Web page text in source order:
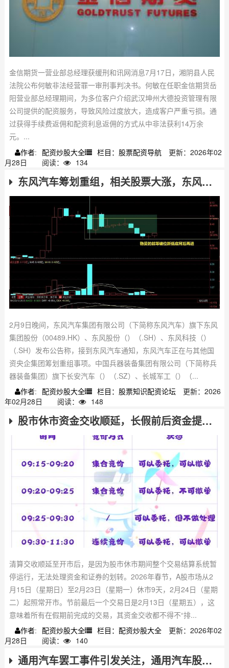
金信期货一营业部总经理获缓刑和讯网消息7月17日，湘阴县人民
法院公布何敏非法经营罪一审刑事判决书。何敏在任职金信期货岳
阳营业部总经理期间，为多位客户介绍武汉坤州大德投资管理有限
公司提供的配资服务，导致风险过度放大，造成客户严重亏损。通
过获得手续费返佣和配资利息返佣的方式从中非法获利14万余
元。...
作者: 配资炒股大全 栏目：股票配资导航
更新：2026年02
月28日
阅读： 134
东风汽车筹划重组，相关股票大涨，东风汽车股票后续走势如何？
2月9日晚间，东风汽车集团有限公司（下简称东风汽车）旗下东风
集团股份（00489.HK）、东风股份（）（.SH）、东风科技（）
（.SH）发布公告称，接到东风汽车通知，东风汽车正在与其他国
资央企集团筹划重组事项。中国兵器装备集团有限公司（下简称兵
器装备集团）旗下长安汽车（）（.SZ）、长城军工（）（...
作者: 配资炒股大全 栏目：股票知识配资论坛
更新：2026
年02月28日
阅读： 148
股市休市资金交收顺延，长假前后资金提现及清算交收规则
清算交收顺延至开市后，是因为股市休市期间整个交易结算系统暂
停运行，无法处理资金和证券的划转。2026年春节，A股市场从2
月15日（星期日）至2月23日（星期一）休市9天，2月24日（星期
二）起照常开市。节前最后一个交易日是2月13日（星期五），这
意味着所有在假期前完成的交易，其资金交收都不得不“排...
作者: 配资炒股大全 栏目：配资炒股大全
更新：2026年02
月28日
阅读： 140
通用汽车罢工事件引发关注，通用汽车股票走势受何影响？